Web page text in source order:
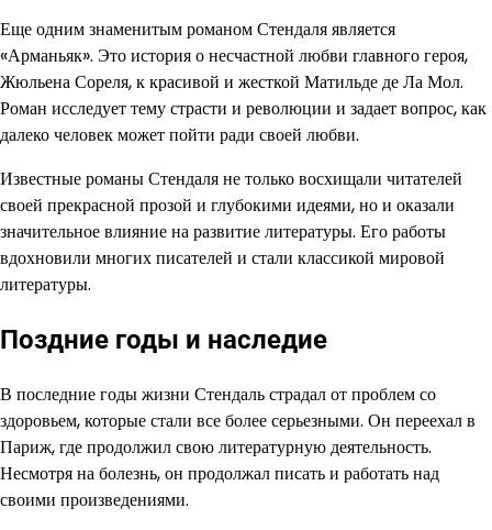
Еще одним знаменитым романом Стендаля является
«Арманьяк». Это история о несчастной любви главного героя,
Жюльена Сореля, к красивой и жесткой Матильде де Ла Мол.
Роман исследует тему страсти и революции и задает вопрос, как
далеко человек может пойти ради своей любви.
Известные романы Стендаля не только восхищали читателей
своей прекрасной прозой и глубокими идеями, но и оказали
значительное влияние на развитие литературы. Его работы
вдохновили многих писателей и стали классикой мировой
литературы.
Поздние годы и наследие
В последние годы жизни Стендаль страдал от проблем со
здоровьем, которые стали все более серьезными. Он переехал в
Париж, где продолжил свою литературную деятельность.
Несмотря на болезнь, он продолжал писать и работать над
своими произведениями.